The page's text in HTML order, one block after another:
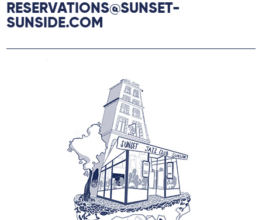
RESERVATIONS@SUNSET-
SUNSIDE.COM